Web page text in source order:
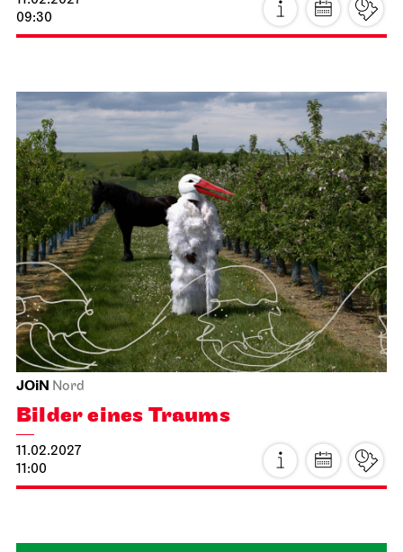
09:30
JOiN Nord
Bilder eines Traums
11.02.2027
11:00